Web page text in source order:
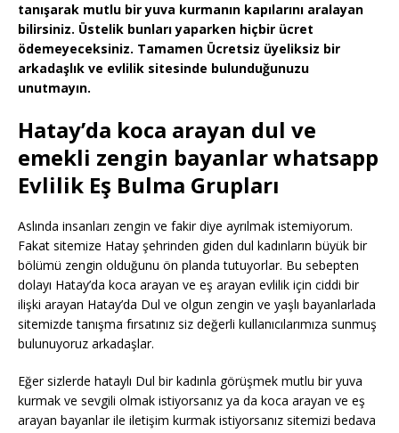
tanışarak mutlu bir yuva kurmanın kapılarını aralayan
bilirsiniz. Üstelik bunları yaparken hiçbir ücret
ödemeyeceksiniz. Tamamen Ücretsiz üyeliksiz bir
arkadaşlık ve evlilik sitesinde bulunduğunuzu
unutmayın.
Hatay’da koca arayan dul ve
emekli zengin bayanlar whatsapp
Evlilik Eş Bulma Grupları
Aslında insanları zengin ve fakir diye ayrılmak istemiyorum.
Fakat sitemize Hatay şehrinden giden dul kadınların büyük bir
bölümü zengin olduğunu ön planda tutuyorlar. Bu sebepten
dolayı Hatay’da koca arayan ve eş arayan evlilik için ciddi bir
ilişki arayan Hatay’da Dul ve olgun zengin ve yaşlı bayanlarlada
sitemizde tanışma fırsatınız siz değerli kullanıcılarımıza sunmuş
bulunuyoruz arkadaşlar.
Eğer sizlerde hataylı Dul bir kadınla görüşmek mutlu bir yuva
kurmak ve sevgili olmak istiyorsanız ya da koca arayan ve eş
arayan bayanlar ile iletişim kurmak istiyorsanız sitemizi bedava